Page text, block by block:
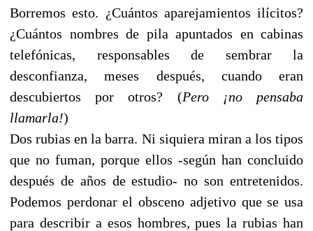
Borremos esto. ¿Cuántos aparejamientos ilícitos?
¿Cuántos nombres de pila apuntados en cabinas
telefónicas, responsables de sembrar la
desconfianza, meses después, cuando eran
descubiertos por otros? (Pero ¡no pensaba
llamarla!)
Dos rubias en la barra. Ni siquiera miran a los tipos
que no fuman, porque ellos -según han concluido
después de años de estudio- no son entretenidos.
Podemos perdonar el obsceno adjetivo que se usa
para describir a esos hombres, pues la rubias han